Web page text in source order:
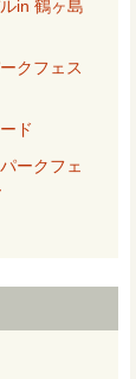
in 鶴ヶ島
クフェス
ド
ークフェ